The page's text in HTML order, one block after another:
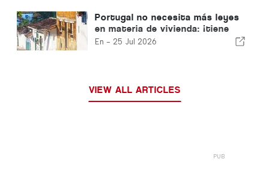
Portugal no necesita más leyes
en materia de vivienda: ¡tiene
que pasar a la acción!
En - 25 Jul 2026
VIEW ALL ARTICLES